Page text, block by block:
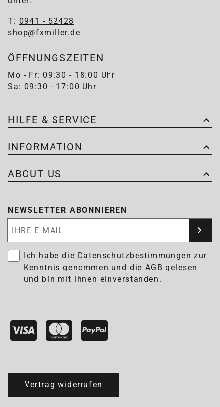
T: 0941 - 52428
shop@fxmiller.de
ÖFFNUNGSZEITEN
Mo - Fr: 09:30 - 18:00 Uhr
Sa: 09:30 - 17:00 Uhr
HILFE & SERVICE
INFORMATION
ABOUT US
NEWSLETTER ABONNIEREN
Ich habe die Datenschutzbestimmungen zur
Kenntnis genommen und die AGB gelesen
und bin mit ihnen einverstanden.
Vertrag widerrufen